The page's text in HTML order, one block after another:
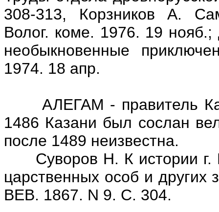
308-313, Корзников А.
Волог. коме. 1976. 19
необыкновенные
1974. 18 апр.
АЛЕГАМ - правитель
1486 Казани был сослан
после 1489 неизвестна.
Суворов Н. К истории г.
царственных особ и других
ВЕВ. 1867. N 9. С. 304.